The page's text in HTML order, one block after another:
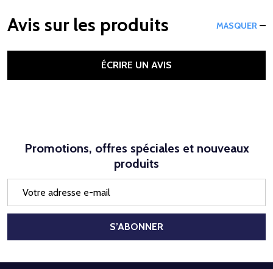
Avis sur les produits MASQUER
ÉCRIRE UN AVIS
Promotions, offres spéciales et nouveaux
produits
mail
S’ABONNER